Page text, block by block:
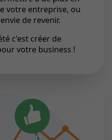
votre entreprise, ou
de revenir.
c'est créer de
votre business !